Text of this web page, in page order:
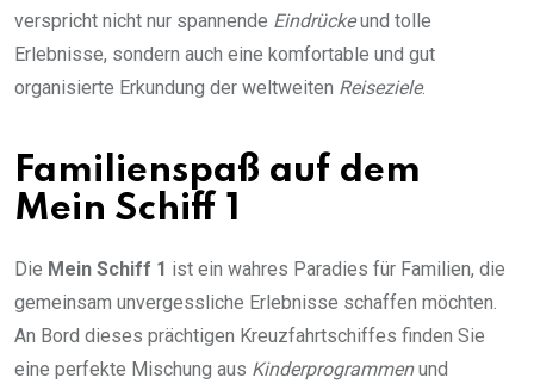
verspricht nicht nur spannende Eindrückeund tolle
Erlebnisse, sondern auch eine komfortable und gut
organisierte Erkundung der weltweiten Reiseziele.
Familienspaß auf dem
Mein Schiff 1
Die Mein Schiff 1 ist ein wahres Paradies für Familien, die
gemeinsam unvergessliche Erlebnisse schaffen möchten.
An Bord dieses prächtigen Kreuzfahrtschiffes finden Sie
eine perfekte Mischung aus Kinderprogrammenund